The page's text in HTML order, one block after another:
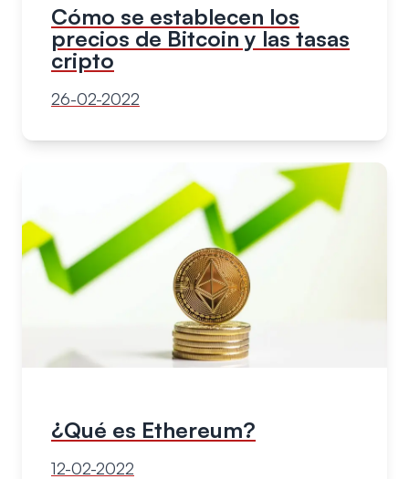
Cómo se establecen los
precios de Bitcoin y las tasas
cripto
26-02-2022
¿Qué es Ethereum?
12-02-2022